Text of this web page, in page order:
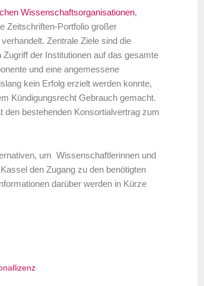
Wissenschaftsorganisationen,
Zeitschriften-Portfolio großer
Zentrale Ziele sind die
der Institutionen auf das gesamte
und eine angemessene
kein Erfolg erzielt werden konnte,
Kündigungsrecht Gebrauch gemacht.
den bestehenden Konsortialvertrag zum
um Wissenschaftlerinnen und
den Zugang zu den benötigten
darüber werden in Kürze